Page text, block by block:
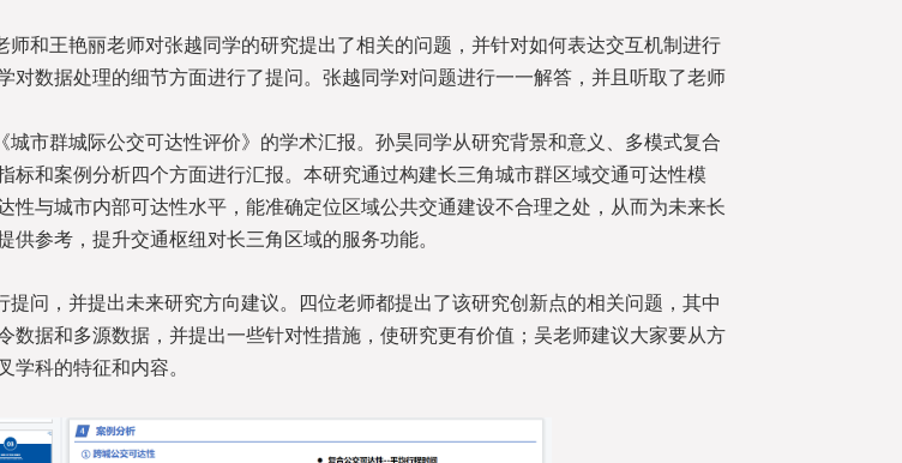
师和王艳丽老师对张越同学的研究提出了相关的问题，并针对如何表达交互机制进行
对数据处理的细节方面进行了提问。张越同学对问题进行一一解答，并且听取了老师
城市群城际公交可达性评价》的学术汇报。孙昊同学从研究背景和意义、多模式复合
标和案例分析四个方面进行汇报。本研究通过构建长三角城市群区域交通可达性模
性与城市内部可达性水平，能准确定位区域公共交通建设不合理之处，从而为未来长
供参考，提升交通枢纽对长三角区域的服务功能。
提问，并提出未来研究方向建议。四位老师都提出了该研究创新点的相关问题，其中
数据和多源数据，并提出一些针对性措施，使研究更有价值；吴老师建议大家要从方
学科的特征和内容。